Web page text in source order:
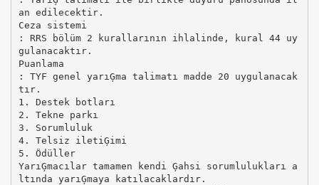
an edilecektir.
Ceza sistemi
: RRS bölüm 2 kurallarının ihlalinde, kural 44 uy
gulanacaktır.
Puanlama
: TYF genel yarıĢma talimatı madde 20 uygulanacak
tır.
1. Destek botları
2. Tekne parkı
3. Sorumluluk
4. Telsiz iletiĢimi
5. Ödüller
YarıĢmacılar tamamen kendi Ģahsi sorumlulukları a
ltında yarıĢmaya katılacaklardır.